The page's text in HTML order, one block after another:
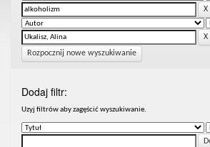
Rozpocznij nowe wyszukiwanie
Dodaj filtr:
Uzyj filtrów aby zagęścić wyszukiwanie.